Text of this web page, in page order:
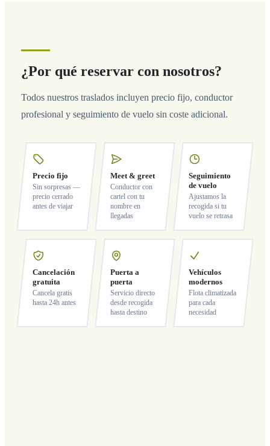
¿Por qué reservar con nosotros?
Todos nuestros traslados incluyen precio fijo, conductor
profesional y seguimiento de vuelo sin coste adicional.
Precio fijo
Sin sorpresas —
precio cerrado
antes de viajar
Meet & greet
Conductor con
cartel con tu
nombre en
llegadas
Seguimiento
de vuelo
Ajustamos la
recogida si tu
vuelo se retrasa
Cancelación
gratuita
Cancela gratis
hasta 24h antes
Puerta a
puerta
Servicio directo
desde recogida
hasta destino
Vehículos
modernos
Flota climatizada
para cada
necesidad